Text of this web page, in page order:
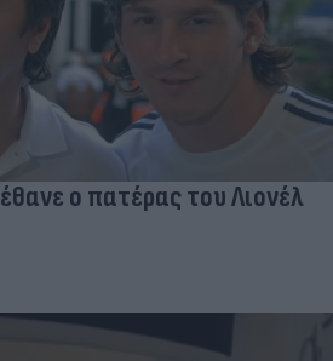
ο πατέρας του Λιονέλ